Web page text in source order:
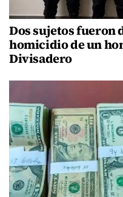
Dos sujetos fueron
homicidio de un
Divisadero